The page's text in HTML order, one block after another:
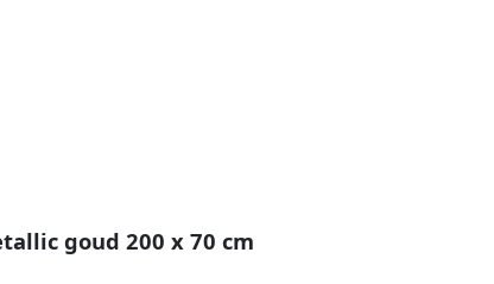
goud 200 x 70 cm